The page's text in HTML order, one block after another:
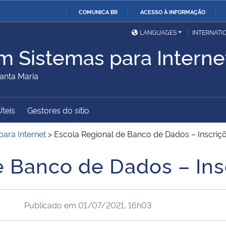
O
CONTEÚDO
COMUNICA BR ACESSO À INFORMAÇÃO
Ministério da Defesa
Ministério das Relações
Exteriores
Ministério da Cidadania Ministério da Saúde
Ministério do
Desenvolvimento Regional
União
Advocacia-Geral da União Banco Central do Brasil
LANGUAGES
Sistemas para
Maria
Gestores do sítio
Internet > Escola Regional de Banco de Dados –
Banco de Dados –
Publicado em 01/07/2021, 16h03